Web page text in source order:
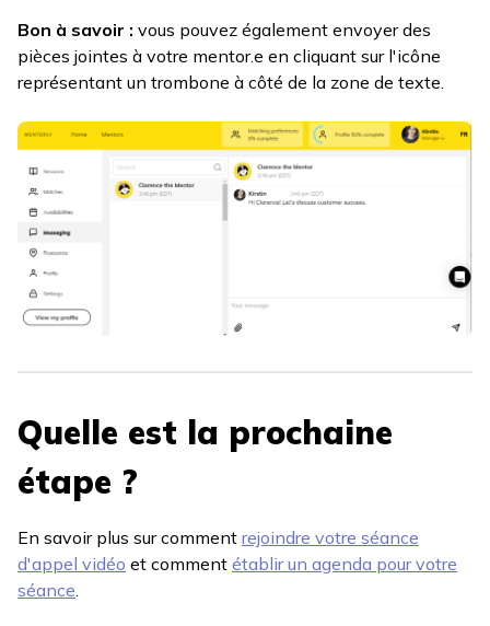
Bon à savoir : vous pouvez également envoyer des
pièces jointes à votre mentor.e en cliquant sur l'icône
représentant un trombone à côté de la zone de texte.
Quelle est la prochaine
étape ?
En savoir plus sur comment rejoindre votre séance
d'appel vidéo et comment établir un agenda pour votre
séance